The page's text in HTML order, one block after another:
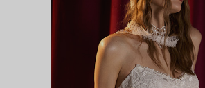
ЭНИГМА (КОРСЕТ)